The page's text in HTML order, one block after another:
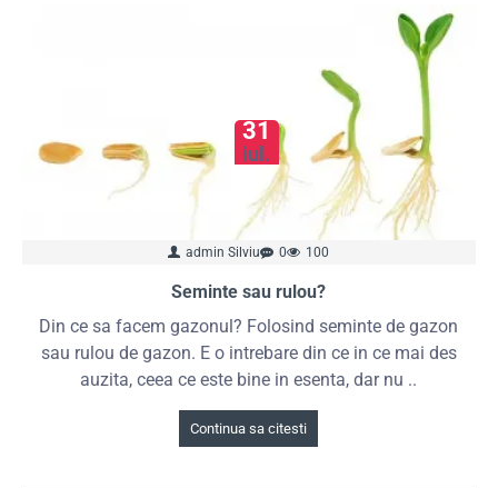
31
iul.
admin Silviu 0 100
Seminte sau rulou?
Din ce sa facem gazonul? Folosind seminte de gazon
sau rulou de gazon. E o intrebare din ce in ce mai des
auzita, ceea ce este bine in esenta, dar nu ..
Continua sa citesti